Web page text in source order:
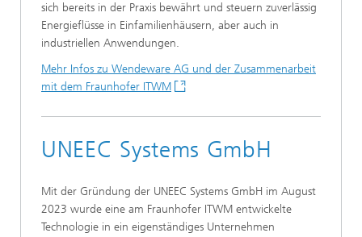
sich bereits in der Praxis bewährt und steuern zuverlässig
Energieflüsse in Einfamilienhäusern, aber auch in
industriellen Anwendungen.
Mehr Infos zu Wendeware AG und der Zusammenarbeit
mit dem Fraunhofer ITWM
UNEEC Systems GmbH
Mit der Gründung der UNEEC Systems GmbH im August
2023 wurde eine am Fraunhofer ITWM entwickelte
Technologie in ein eigenständiges Unternehmen